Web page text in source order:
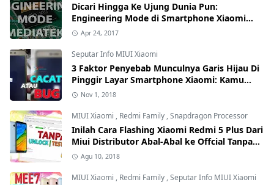
Dicari Hingga Ke Ujung Dunia Pun:
Engineering Mode di Smartphone Xiaomi
Kamu Hilang? Ini Tutorial Cara
Apr 24, 2017
Seputar Info MIUI Xiaomi
3 Faktor Penyebab Munculnya Garis Hijau Di
Pinggir Layar Smartphone Xiaomi: Kamu
yang Mana?
Nov 1, 2018
MIUI Xiaomi , Redmi Family ,Snapdragon Processor
Inilah Cara Flashing Xiaomi Redmi 5 Plus Dari
Miui Distributor Abal-Abal ke Offcial Tanpa
Test Point dan Tanpa Unlock Bootloader
Agu 10, 2018
MIUI Xiaomi , Redmi Family ,Seputar Info MIUI Xiaomi